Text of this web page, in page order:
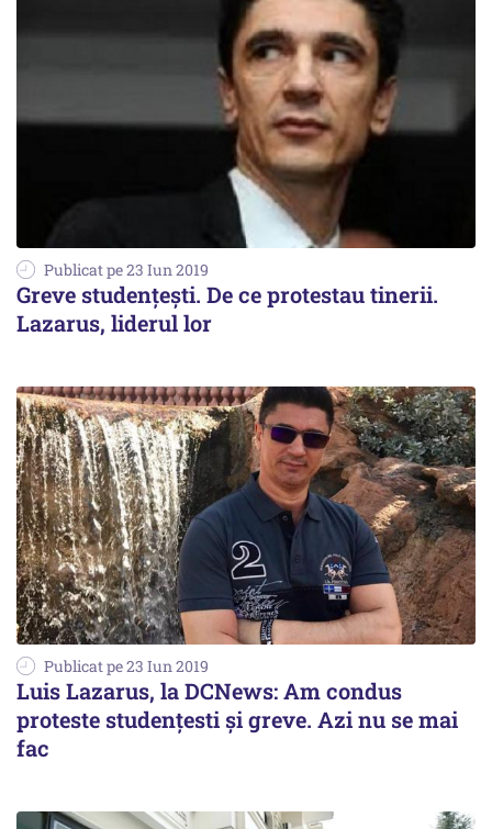
Publicat pe 23 Iun 2019
Greve studențești. De ce protestau tinerii.
Lazarus, liderul lor
Publicat pe 23 Iun 2019
Luis Lazarus, la DCNews: Am condus
proteste studențesti și greve. Azi nu se mai
fac